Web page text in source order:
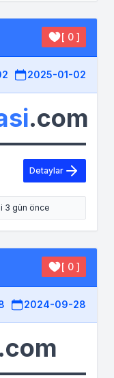
[ 0 ]
2025-01-02
.com
Detaylar
3 gün önce
[ 0 ]
2024-09-28
.com